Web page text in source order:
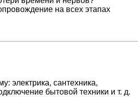
на всех этапах
электрика, сантехника,
бытовой техники и т. д.